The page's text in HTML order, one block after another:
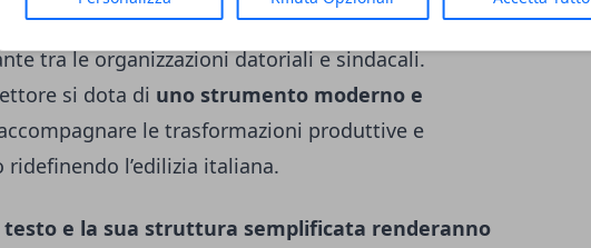
rappresentauna scelta di metodo condiviso, che
tra le organizzazioni datoriali e sindacali.
si dota di uno strumento moderno e
le trasformazioni produttive e
l’edilizia italiana.
testo e la sua struttura semplificata renderanno